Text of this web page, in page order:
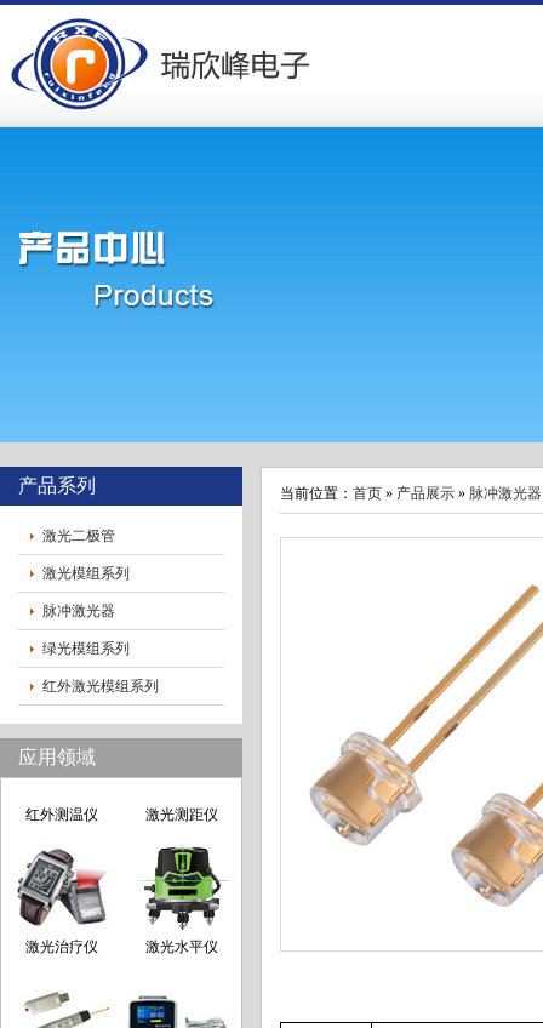
产品系列
激光二极管
激光模组系列
脉冲激光器
绿光模组系列
红外激光模组系列
应用领域
激光生发仪 长距离测距
舞台激光灯 激光电动工具
红外测温仪 激光测距仪
激光治疗仪 激光水平仪
当前位置： 首页 » 产品展示 » 脉冲激光器